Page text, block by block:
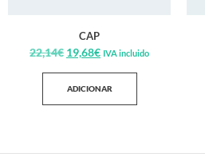
CAP
22,14€ 19,68€ IVA incluido
ADICIONAR